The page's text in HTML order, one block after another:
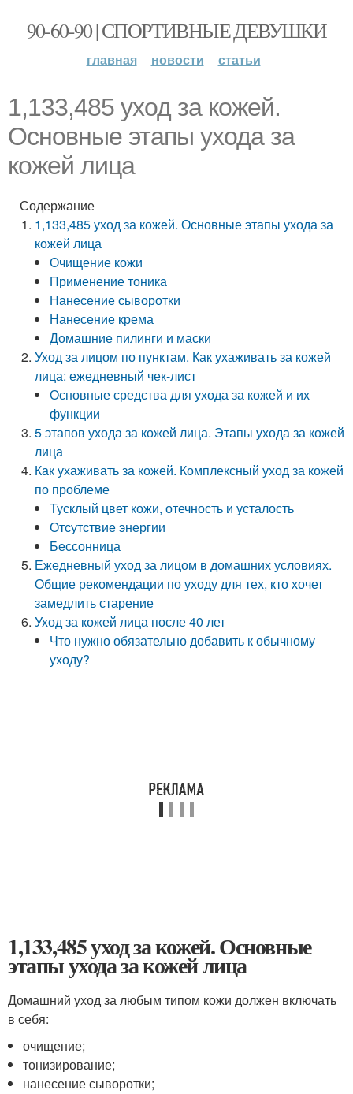
90-60-90 | СПОРТИВНЫЕ ДЕВУШКИ
главная новости статьи
1,133,485 уход за кожей.
Основные этапы ухода за
кожей лица
Содержание
1,133,485 уход за кожей. Основные этапы ухода за
кожей лица
Очищение кожи
Применение тоника
Нанесение сыворотки
Нанесение крема
Домашние пилинги и маски
Уход за лицом по пунктам. Как ухаживать за кожей
лица: ежедневный чек-лист
Основные средства для ухода за кожей и их
функции
5 этапов ухода за кожей лица. Этапы ухода за кожей
лица
Как ухаживать за кожей. Комплексный уход за кожей
по проблеме
Тусклый цвет кожи, отечность и усталость
Отсутствие энергии
Бессонница
Ежедневный уход за лицом в домашних условиях.
Общие рекомендации по уходу для тех, кто хочет
замедлить старение
Уход за кожей лица после 40 лет
Что нужно обязательно добавить к обычному
уходу?
1,133,485 уход за кожей. Основные
этапы ухода за кожей лица
Домашний уход за любым типом кожи должен включать
в себя:
очищение;
тонизирование;
нанесение сыворотки;